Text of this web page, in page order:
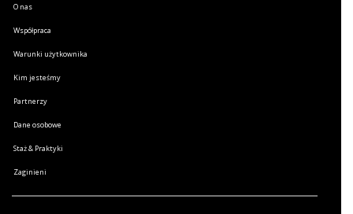
O nas
Współpraca
Warunki użytkownika
Kim jesteśmy
Partnerzy
Dane osobowe
Staż & Praktyki
Zaginieni